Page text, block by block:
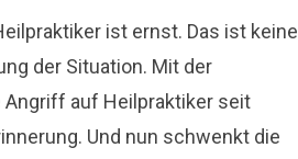
ist ernst. Das ist keine
der Situation. Mit der
auf Heilpraktiker seit
Und nun schwenkt die